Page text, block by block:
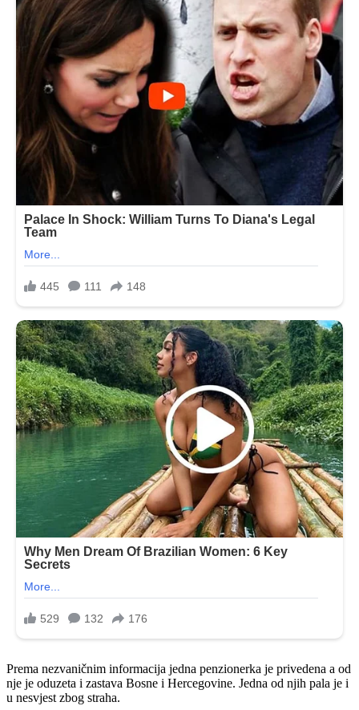
Prema nezvaničnim informacija jedna penzionerka je privedena a od
nje je oduzeta i zastava Bosne i Hercegovine. Jedna od njih pala je i
u nesvjest zbog straha.